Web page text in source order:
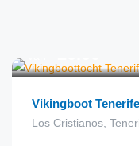
Vikingboot
Los Cristianos,